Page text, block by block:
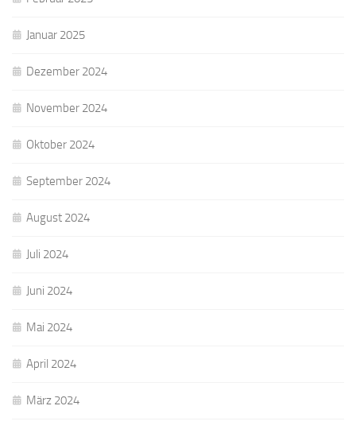
Januar 2025
Dezember 2024
November 2024
Oktober 2024
September 2024
August 2024
Juli 2024
Juni 2024
Mai 2024
April 2024
März 2024